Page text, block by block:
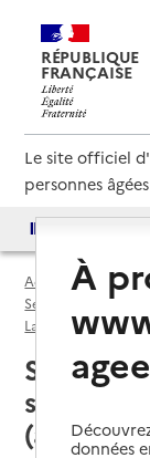
RÉPUBLIQUE
FRANÇAISE
Le site officiel
personnes
Accueil
Services
Landes (40)
Samadet
services
(aide)
À
données